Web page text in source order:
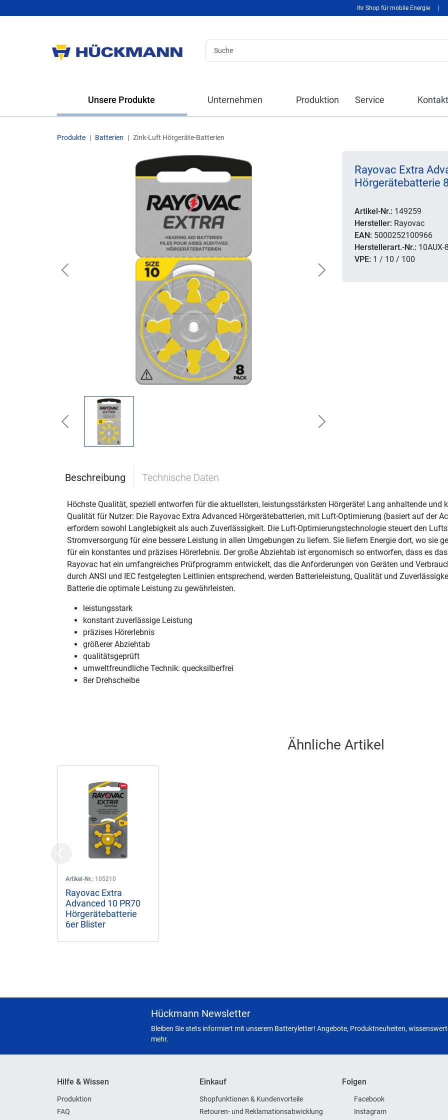
Ihr Shop für mobile Energie
Unsere Produkte Unternehmen Produktion Service Kontakt
Produkte Batterien Zink-Luft Hörgeräte-Batterien
Previous Next
Previous Next
Rayovac Extra
Hörgerätebatterie
Artikel-Nr.: 149259
Hersteller: Rayovac
EAN: 5000252100966
Herstellerart.-Nr.: 10AUX-
VPE: 1 / 10 / 100
Beschreibung Technische Daten
Höchste Qualität, speziell entworfen für die aktuellsten, leistungsstärksten Hörgeräte! Lang anhaltende und
Qualität für Nutzer: Die Rayovac Extra Advanced Hörgerätebatterien, mit Luft-Optimierung (basiert auf der
erfordern sowohl Langlebigkeit als auch Zuverlässigkeit. Die Luft-Optimierungstechnologie steuert den
Stromversorgung für eine bessere Leistung in allen Umgebungen zu liefern. Sie liefern Energie dort, wo sie
für ein konstantes und präzises Hörerlebnis. Der große Abziehtab ist ergonomisch so entworfen, dass es
Rayovac hat ein umfangreiches Prüfprogramm entwickelt, das die Anforderungen von Geräten und
durch ANSI und IEC festgelegten Leitlinien entsprechend, werden Batterieleistung, Qualität und
Batterie die optimale Leistung zu gewährleisten.
leistungsstark
konstant zuverlässige Leistung
präzises Hörerlebnis
größerer Abziehtab
qualitätsgeprüft
umweltfreundliche Technik: quecksilberfrei
8er Drehscheibe
Ähnliche Artikel
Artikel-Nr.: 105210
Rayovac Extra
Advanced 10 PR70
Hörgerätebatterie
6er Blister
Previous
Hückmann Newsletter
Bleiben Sie stets informiert mit unserem Batteryletter! Angebote, Produktneuheiten,
mehr.
Hilfe & Wissen
Produktion
FAQ
Einkauf
Shopfunktionen & Kundenvorteile
Retouren- und Reklamationsabwicklung
Folgen
Facebook
Instagram